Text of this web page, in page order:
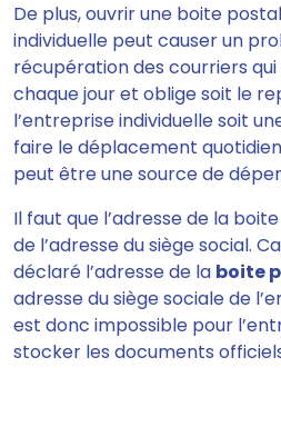
De plus, ouvrir une boite
individuelle peut causer un
récupération des courriers
chaque jour et oblige soit le
l’entreprise individuelle soit
faire le déplacement
peut être une source de
Il faut que l’adresse de la
de l’adresse du siège social.
déclaré l’adresse de la boite
adresse du siège sociale de
est donc impossible pour
stocker les documents